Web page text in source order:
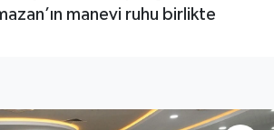
manevi ruhu birlikte